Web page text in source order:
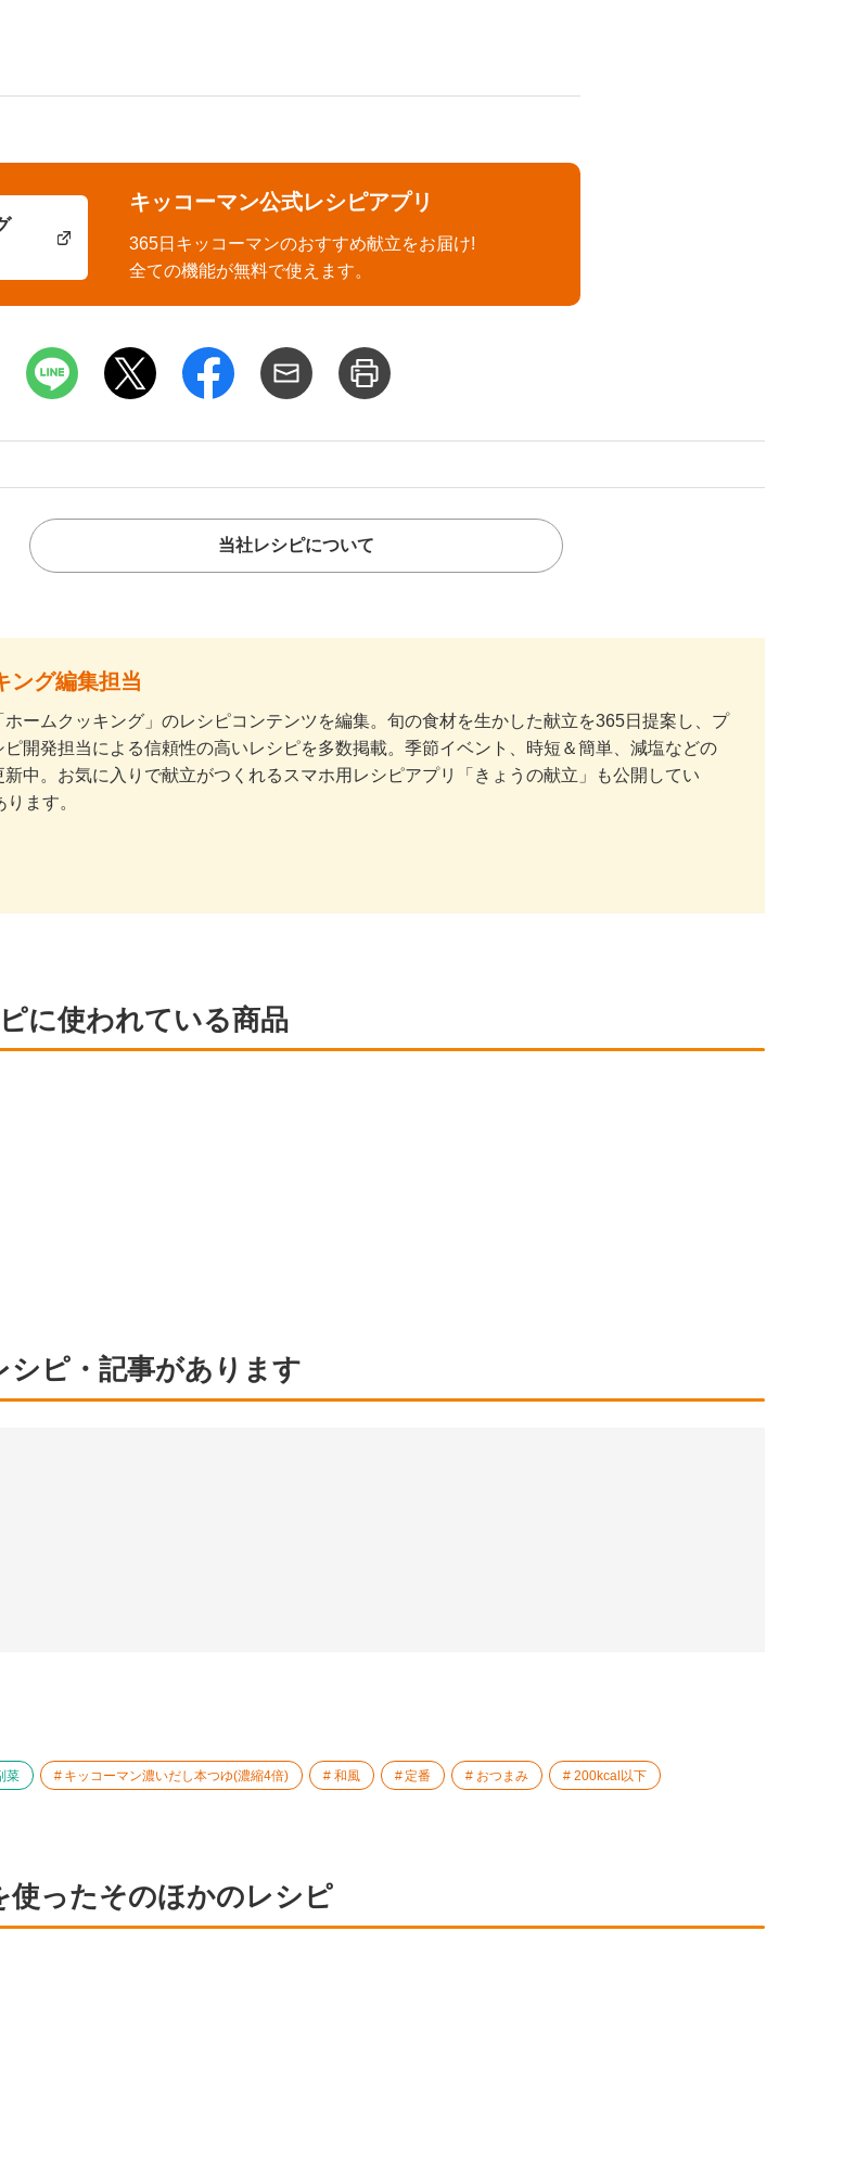
キッコーマン公式レシピアプリ
365日キッコーマンのおすすめ献立をお届け!
全ての機能が無料で使えます。
当社レシピについて
ング編集担当
ームクッキング」のレシピコンテンツを編集。旬の食材を生かした献立を365日提案し、プ
開発担当による信頼性の高いレシピを多数掲載。季節イベント、時短＆簡単、減塩などの
中。お気に入りで献立がつくれるスマホ用レシピアプリ「きょうの献立」も公開してい
ます。
に使われている商品
シピ・記事があります
菜 キッコーマン濃いだし本つゆ(濃縮4倍) 和風 定番 おつまみ 200kcal以下
使ったそのほかのレシピ